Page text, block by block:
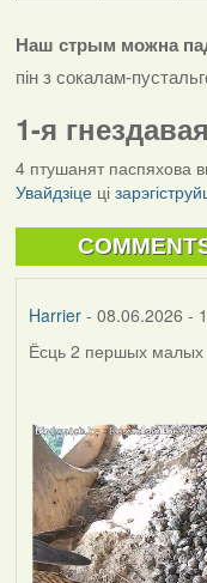
Наш стрым можна
пін з сокалам-
1-я
4 птушанят паспяхова
Увайдзіцеці
Harrier- 08.06.2026 -
Ёсць 2 першых малых